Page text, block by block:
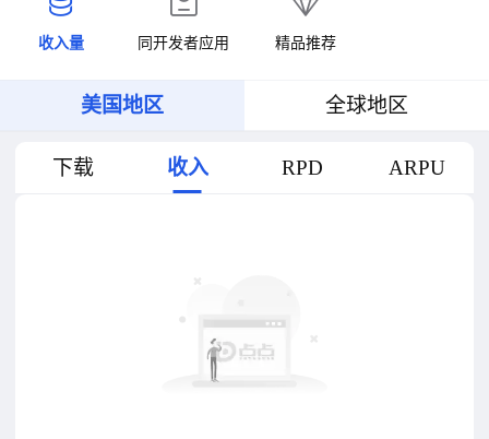
收入量 同开发者应用 精品推荐
美国地区 全球地区
下载 收入 RPD ARPU